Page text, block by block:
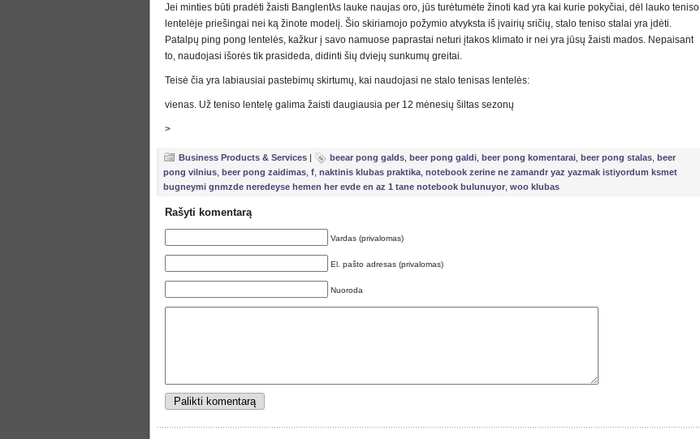
Jei minties būti pradėti žaisti Banglentλs lauke naujas oro, jūs turėtumėte žinoti kad yra kai kurie pokyčiai, dėl lauko teniso
lentelėje priešingai nei ką žinote modelį. Šio skiriamojo požymio atvyksta iš įvairių sričių, stalo teniso stalai yra įdėti.
Patalpų ping pong lentelės, kažkur į savo namuose paprastai neturi įtakos klimato ir nei yra jūsų žaisti mados. Nepaisant
to, naudojasi išorės tik prasideda, didinti šių dviejų sunkumų greitai.
Teisė čia yra labiausiai pastebimų skirtumų, kai naudojasi ne stalo tenisas lentelės:
vienas. Už teniso lentelę galima žaisti daugiausia per 12 mėnesių šiltas sezonų
>
Business Products & Services | beear pong galds beer pong galdi beer pong komentarai beer pong stalas beer
pong vilnius beer pong zaidimas f naktinis klubas praktika notebook zerine ne zamandr yaz yazmak istiyordum ksmet
bugneymi gnmzde neredeyse hemen her evde en az 1 tane notebook bulunuyor woo klubas
Rašyti komentarą
Vardas (privalomas)
El. pašto adresas (privalomas)
Nuoroda